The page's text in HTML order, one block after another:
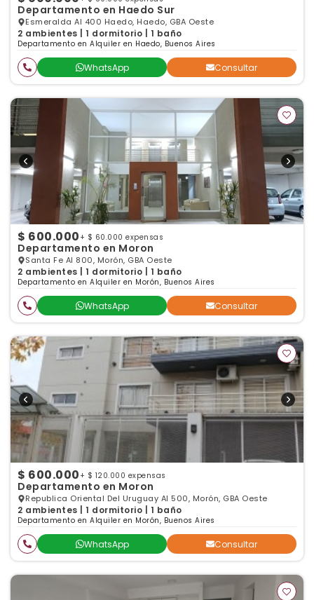
Departamento en Haedo Sur
Esmeralda Al 400 Haedo, Haedo, GBA Oeste
2 ambientes | 1 dormitorio | 1 baño
Departamento en Alquiler en Haedo, Buenos Aires
WhatsApp Consultar
$ 600.000 + $ 60.000 expensas
Departamento en Moron
Santa Fe Al 800, Morón, GBA Oeste
2 ambientes | 1 dormitorio | 1 baño
Departamento en Alquiler en Morón, Buenos Aires
WhatsApp Consultar
$ 600.000 + $ 120.000 expensas
Departamento en Moron
Republica Oriental Del Uruguay Al 500, Morón, GBA Oeste
2 ambientes | 1 dormitorio | 1 baño
Departamento en Alquiler en Morón, Buenos Aires
WhatsApp Consultar